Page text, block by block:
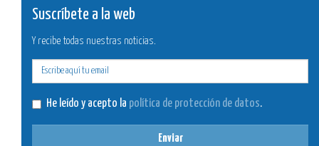
Suscríbete a la web
Y recibe todas nuestras noticias.
He leído y acepto la política de protección de datos.
Enviar